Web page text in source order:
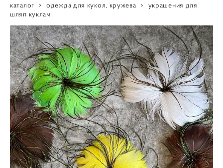
каталог > одежда для кукол, кружева >
украшения для
шляп куклам